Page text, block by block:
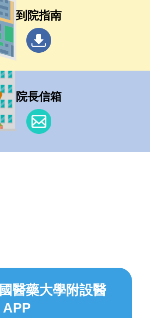
到院指南
院長信箱
醫藥大學附設醫
APP